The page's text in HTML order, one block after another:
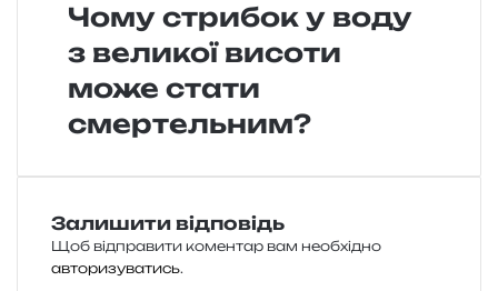
Чому стрибок у воду
з великої висоти
може стати
смертельним?
Залишити відповідь
Щоб відправити коментар вам необхідно
авторизуватись.